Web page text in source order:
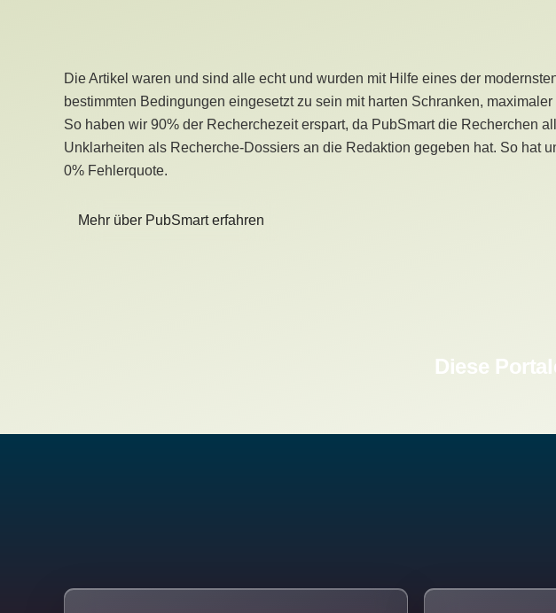
Die Artikel waren und sind alle echt und wurden mit Hilfe eines der
bestimmten Bedingungen eingesetzt zu sein mit harten Schranken,
So haben wir 90% der Recherchezeit erspart, da PubSmart die Recherchen
Unklarheiten als Recherche-Dossiers an die Redaktion gegeben hat. So hat
0% Fehlerquote.
Mehr über PubSmart erfahren
Diese